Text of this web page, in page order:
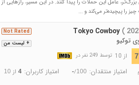
عامل این حملات را پیدا کنند. در این مسیر، رازهایی از
را پیچیده‌تر می‌کند و ...
+ لیست من
Not Rated Tokyo Cowboy (
توکیو
از 10 توسط 249 نفر در
امتیاز منتقدان: -/100 امتیاز کاربران: 4از 10